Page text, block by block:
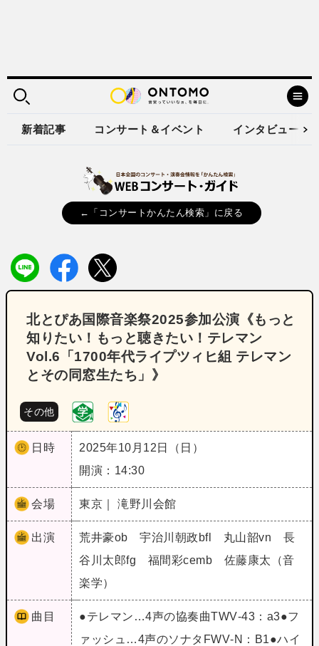
新着記事 コンサート＆イベント インタビュー
←「コンサートかんたん検索」に戻る
北とぴあ国際音楽祭2025参加公演《もっと
知りたい！もっと聴きたい！テレマン
Vol.6「1700年代ライプツィヒ組 テレマン
とその同窓生たち」》
その他
日時
2025年10月12日（日）
開演：14:30
会場 東京｜ 滝野川会館
出演
荒井豪ob 宇治川朝政bfl 丸山韶vn 長
谷川太郎fg 福間彩cemb 佐藤康太（音
楽学）
曲目
●テレマン…4声の協奏曲TWV‐43：a3●フ
ァッシュ…4声のソナタFWV‐N：B1●ハイ